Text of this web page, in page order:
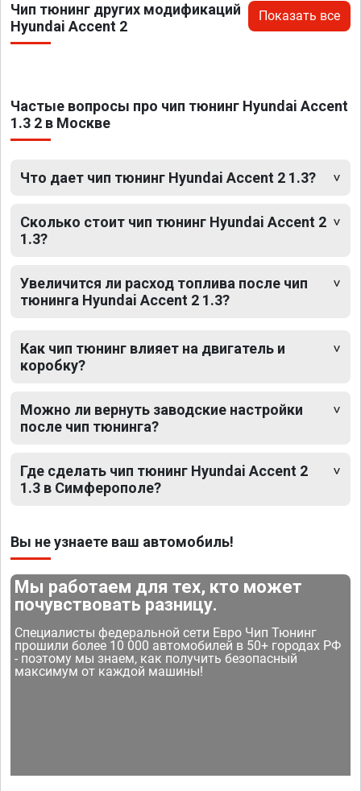
Чип тюнинг других модификаций
Hyundai Accent 2
Показать все
Частые вопросы про чип тюнинг Hyundai Accent
1.3 2 в Москве
Что дает чип тюнинг Hyundai Accent 2 1.3?
Сколько стоит чип тюнинг Hyundai Accent 2
1.3?
Увеличится ли расход топлива после чип
тюнинга Hyundai Accent 2 1.3?
Как чип тюнинг влияет на двигатель и
коробку?
Можно ли вернуть заводские настройки
после чип тюнинга?
Где сделать чип тюнинг Hyundai Accent 2
1.3 в Симферополе?
Вы не узнаете ваш автомобиль!
Мы работаем для тех, кто может
почувствовать разницу.
Специалисты федеральной сети Евро Чип Тюнинг
прошили более 10 000 автомобилей в 50+ городах РФ
- поэтому мы знаем, как получить безопасный
максимум от каждой машины!